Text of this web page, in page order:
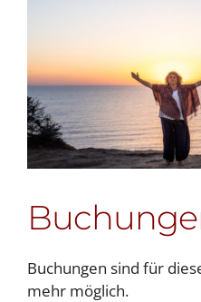
Buchungen sind für
mehr möglich.